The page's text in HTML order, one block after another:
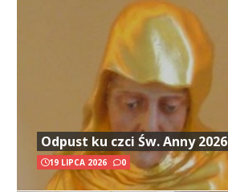
Odpust ku czci Św. Anny 2026
19 LIPCA 2026 0